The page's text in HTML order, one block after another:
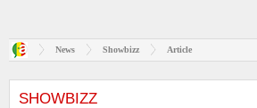
News Showbizz Article
SHOWBIZZ